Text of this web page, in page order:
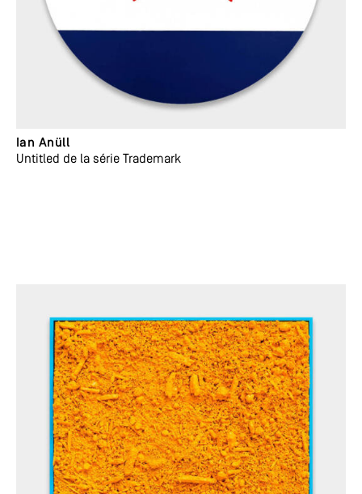
Ian Anüll
Untitled de la série Trademark